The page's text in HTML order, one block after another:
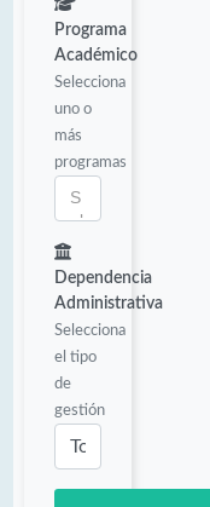
Programa
Académico
Selecciona
uno o
más
programas
Dependencia
Administrativa
Selecciona
el tipo
de
gestión